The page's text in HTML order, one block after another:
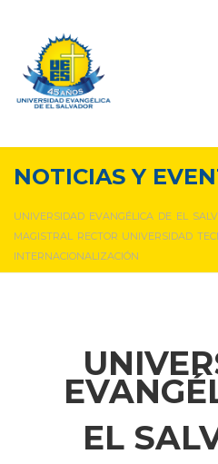
NOTICIAS Y
UNIVERSIDAD EVANGÉLICA DE EL
MAGISTRAL RECTOR UNIVERSIDAD
INTERNACIONALIZACIÓN
EL